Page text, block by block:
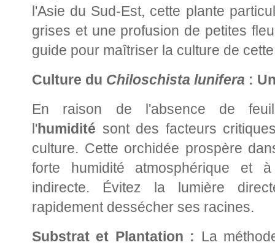
l'Asie du Sud-Est, cette plante
grises et une profusion de petites
guide pour maîtriser la culture de
Culture du Chiloschista lunifera :
En raison de l'absence de
l'humidité sont des facteurs
culture. Cette orchidée prospère
forte humidité atmosphérique et
indirecte. Évitez la lumière
rapidement dessécher ses racines.
Substrat et Plantation : La